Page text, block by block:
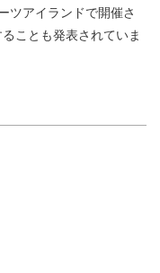
ツアイランドで開催さ
ことも発表されていま